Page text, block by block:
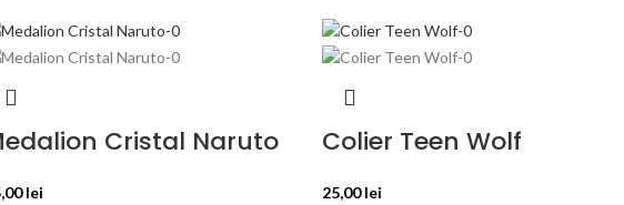
Cristal Naruto
lei
Colier Teen Wolf
25,00lei